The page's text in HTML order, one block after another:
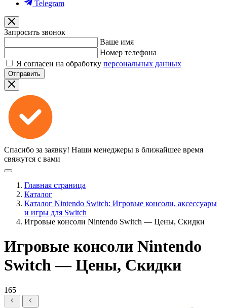
Telegram
Запросить звонок
Ваше имя
Номер телефона
Я согласен на обработку персональных данных
Отправить
Спасибо за заявку! Наши менеджеры в ближайшее время
свяжутся с вами
Главная страница
Каталог
Каталог Nintendo Switch: Игровые консоли, аксессуары
и игры для Switch
Игровые консоли Nintendo Switch — Цены, Скидки
Игровые консоли Nintendo
Switch — Цены, Скидки
165